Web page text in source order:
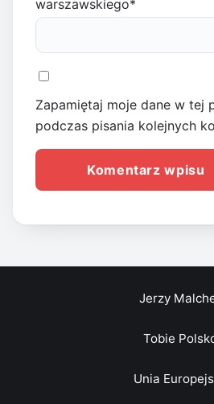
warszawskiego*
Zapamiętaj moje dane w tej
podczas pisania kolejnych
Jerzy
Tobie
Unia